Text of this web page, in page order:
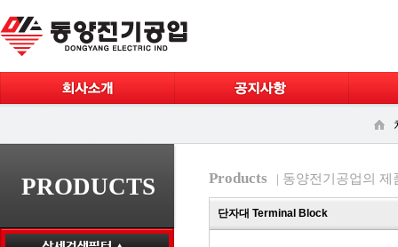
PRODUCTS Products | 동양전기공업의 제
단자대 Terminal Block